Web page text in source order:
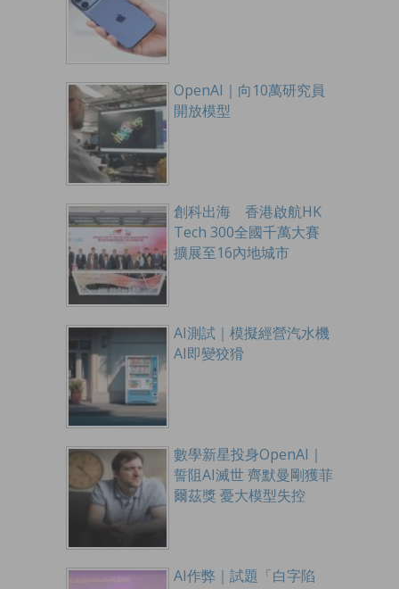
OpenAI｜向10萬研究員
開放模型
創科出海 香港啟航HK
Tech 300全國千萬大賽
擴展至16內地城市
AI測試｜模擬經營汽水機
AI即變狡猾
數學新星投身OpenAI｜
誓阻AI滅世 齊默曼剛獲菲
爾茲獎 憂大模型失控
AI作弊｜試題「白字陷